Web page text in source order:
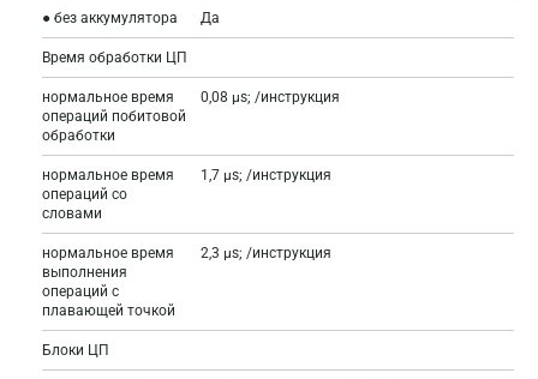
● без аккумулятора Да
Время обработки ЦП
нормальное время
операций побитовой
обработки
0,08 µs; /инструкция
нормальное время
операций со
словами
1,7 µs; /инструкция
нормальное время
выполнения
операций с
плавающей точкой
2,3 µs; /инструкция
Блоки ЦП